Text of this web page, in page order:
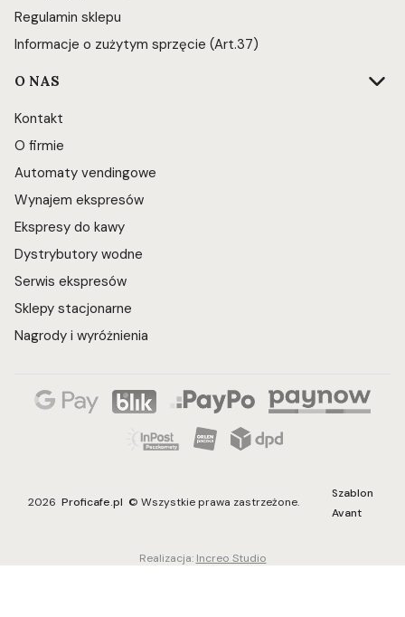
Regulamin sklepu
Informacje o zużytym sprzęcie (Art.37)
O NAS
Kontakt
O firmie
Automaty vendingowe
Wynajem ekspresów
Ekspresy do kawy
Dystrybutory wodne
Serwis ekspresów
Sklepy stacjonarne
Nagrody i wyróżnienia
2026 Proficafe.pl © Wszystkie prawa zastrzeżone.
Szablon
Avant
Realizacja: Increo Studio